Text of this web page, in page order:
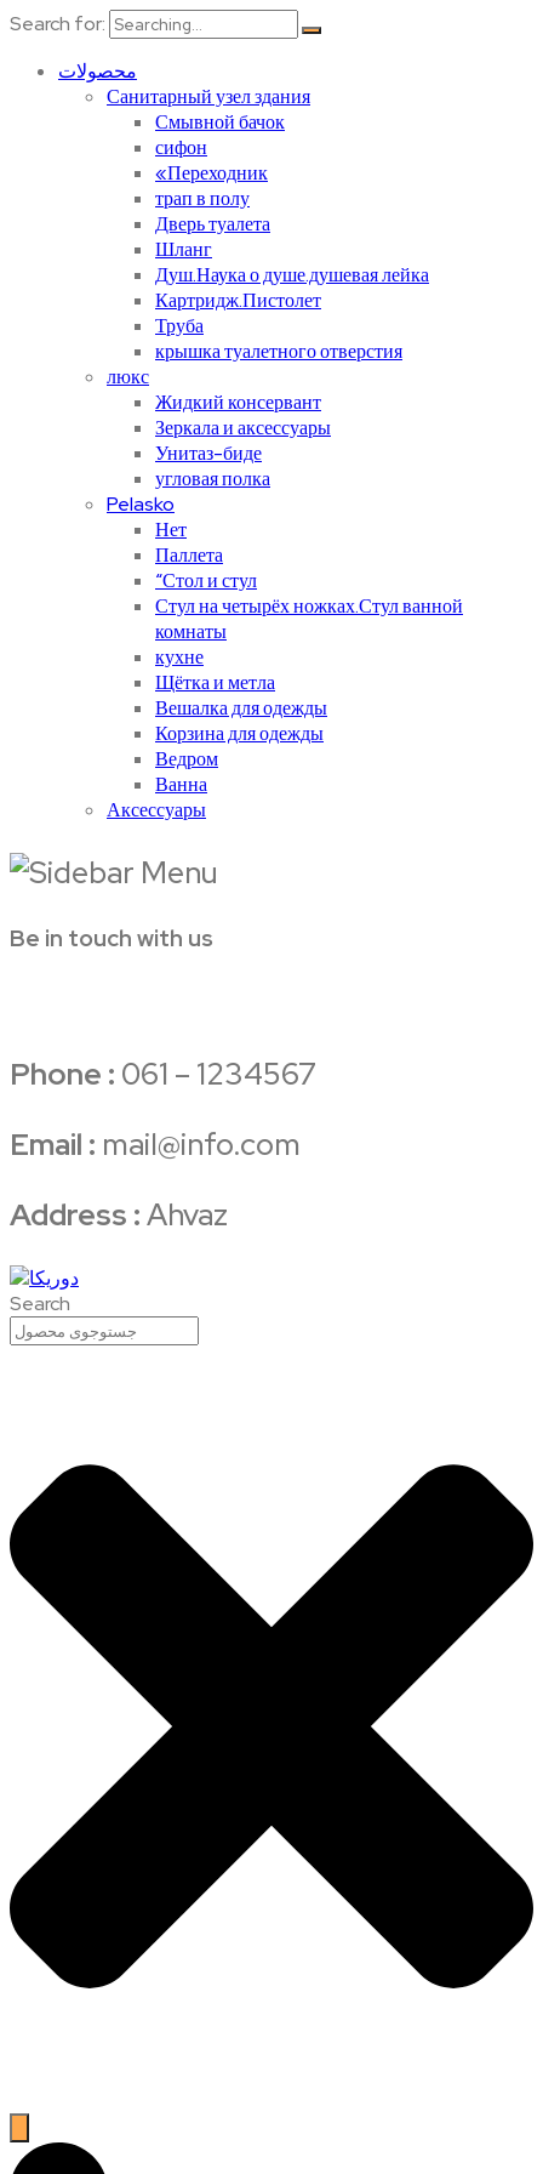
Search for:
محصولات
Санитарный узел здания
Смывной бачок
сифон
«Переходник
трап в полу
Дверь туалета
Шланг
Душ.Наука о душе.душевая лейка
Картридж.Пистолет
Труба
крышка туалетного отверстия
люкс
Жидкий консервант
Зеркала и аксессуары
Унитаз-биде
угловая полка
Pelasko
Нет
Паллета
“Стол и стул
Стул на четырёх ножках.Стул ванной
комнаты
кухне
Щётка и метла
Вешалка для одежды
Корзина для одежды
Ведром
Ванна
Аксессуары
Be in touch with us
Phone : 061 – 1234567
Email : mail@info.com
Address :Ahvaz
Search